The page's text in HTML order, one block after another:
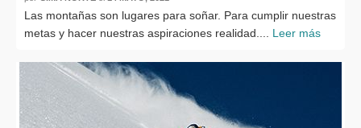
Las montañas son lugares para soñar. Para cumplir nuestras
metas y hacer nuestras aspiraciones realidad.... Leer más